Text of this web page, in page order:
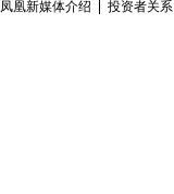
凤凰新媒体介绍 投资者关